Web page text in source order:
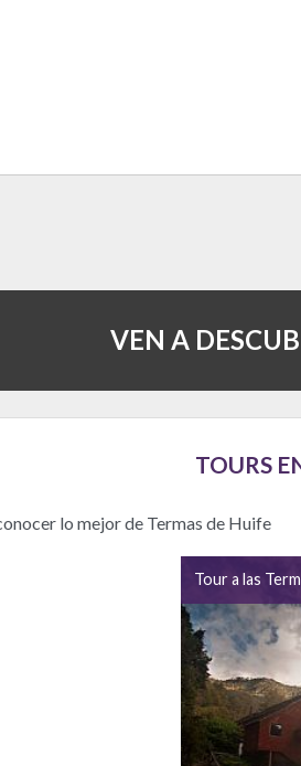
VEN A
TOURS
lo mejor de Termas de Huife
Tour a las